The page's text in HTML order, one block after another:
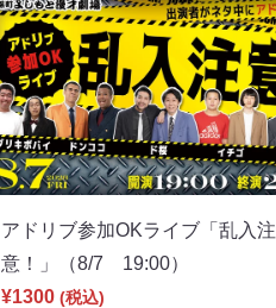
アドリブ参加OKライブ「乱入注
意！」（8/7 19:00）
¥1300 (税込)